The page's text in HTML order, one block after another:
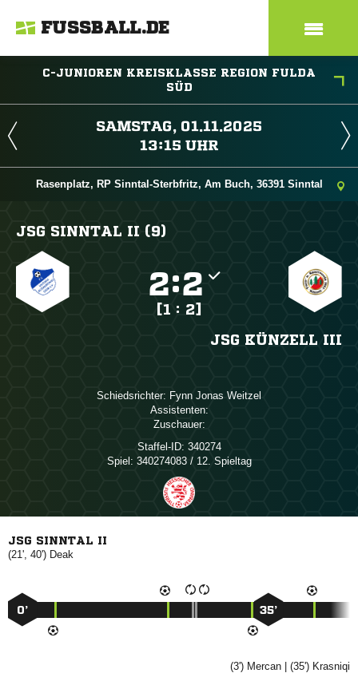
FUSSBALL.DE
C-JUNIOREN KREISKLASSE REGION FULDA
SÜD
 
 
Rasenplatz, RP Sinntal-Sterbfritz, Am Buch, 36391 Sinntal
JSG SINNTAL II (9)
:
[1 : 2]
JSG KÜNZELL III
Schiedsrichter:   
Assistenten:
Zuschauer:
Staffel-ID: 340274
Spiel: 340274083 / 12. Spieltag
JSG SINNTAL II
(21', 40') 
0’ 35’
(3')  | (35') 